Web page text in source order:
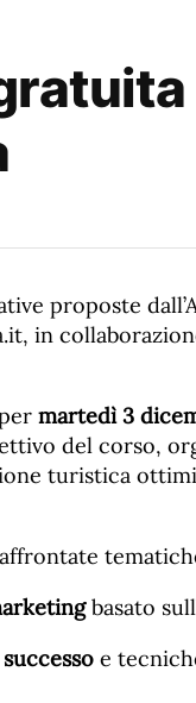
proposte
in
martedì 3
del corso,
turistica
basato
e